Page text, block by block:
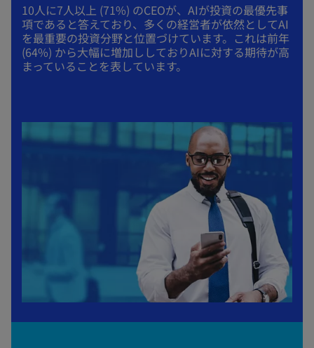
10人に7人以上 (71%) のCEOが、AIが投資の最優先事
項であると答えており、多くの経営者が依然としてAI
を最重要の投資分野と位置づけています。これは前年
(64%) から大幅に増加ししておりAIに対する期待が高
まっていることを表しています。